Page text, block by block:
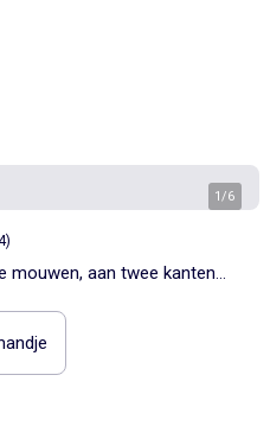
1/6
)
mouwen, aan twee kanten